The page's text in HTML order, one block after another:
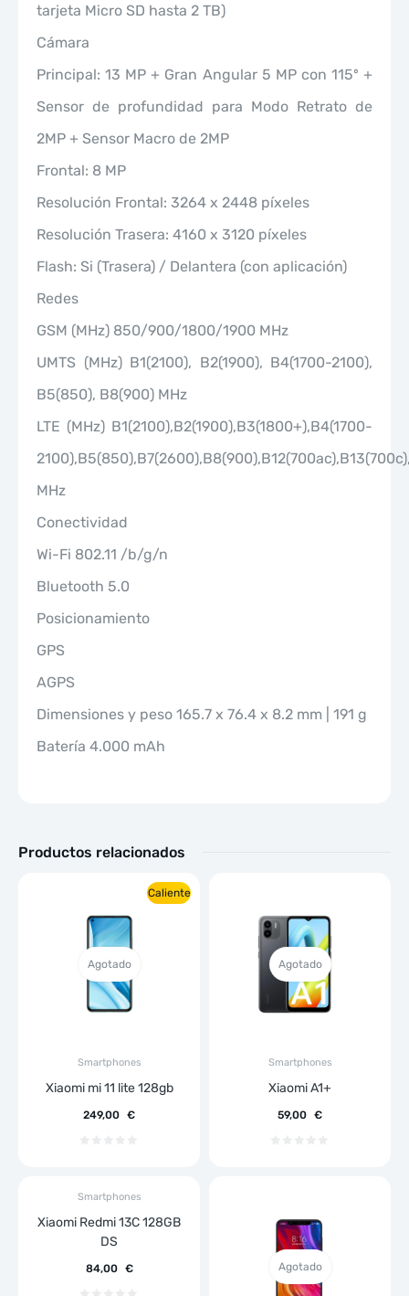
tarjeta Micro SD hasta 2 TB)
Cámara
Principal: 13 MP + Gran Angular 5 MP con 115º +
Sensor de profundidad para Modo Retrato de
2MP + Sensor Macro de 2MP
Frontal: 8 MP
Resolución Frontal: 3264 x 2448 píxeles
Resolución Trasera: 4160 x 3120 píxeles
Flash: Si (Trasera) / Delantera (con aplicación)
Redes
GSM (MHz) 850/900/1800/1900 MHz
UMTS (MHz) B1(2100), B2(1900), B4(1700-2100),
B5(850), B8(900) MHz
LTE (MHz) B1(2100),B2(1900),B3(1800+),B4(1700-
MHz
Conectividad
Wi-Fi 802.11 /b/g/n
Bluetooth 5.0
Posicionamiento
GPS
AGPS
Dimensiones y peso 165.7 x 76.4 x 8.2 mm | 191 g
Batería 4.000 mAh
Productos relacionados
Agotado
Smartphones
Xiaomi mi 11 lite 128gb
249,00 €
Caliente
Agotado
Smartphones
Xiaomi A1+
59,00 €
Smartphones
Xiaomi Redmi 13C 128GB
DS
84,00 € Agotado